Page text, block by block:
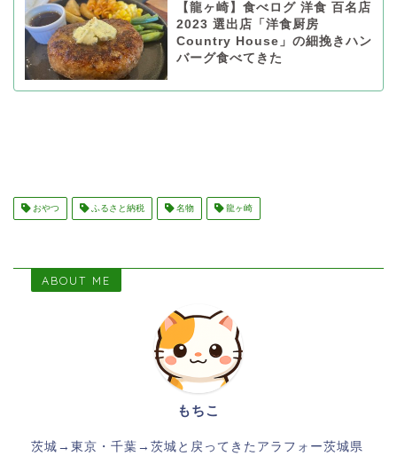
【龍ヶ崎】食べログ 洋食 百名店
2023 選出店「洋食厨房
Country House」の細挽きハン
バーグ食べてきた
おやつ ふるさと納税 名物 龍ヶ崎
ABOUT ME
もちこ
茨城→東京・千葉→茨城と戻ってきたアラフォー茨城県